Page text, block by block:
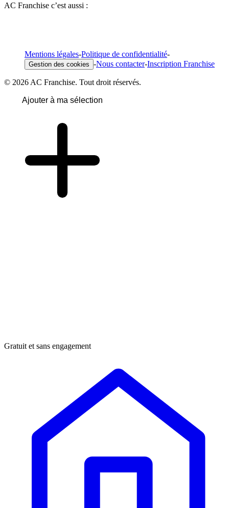
AC Franchise c’est aussi :
Mentions légales-Politique de confidentialité-
Gestion des cookies -Nous contacter-Inscription Franchise
© 2026 AC Franchise. Tout droit réservés.
Ajouter à ma sélection
Gratuit et sans engagement